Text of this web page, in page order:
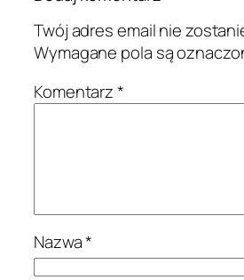
Twój adres email nie
Wymagane pola są
Komentarz*
Nazwa*